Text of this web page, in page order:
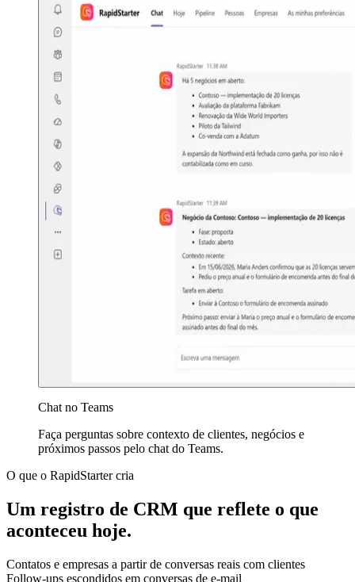
Chat no Teams
Faça perguntas sobre contexto de clientes, negócios e
próximos passos pelo chat do Teams.
O que o RapidStarter cria
Um registro de CRM que reflete o que
aconteceu hoje.
Contatos e empresas a partir de conversas reais com clientes
Follow-ups escondidos em conversas de e-mail